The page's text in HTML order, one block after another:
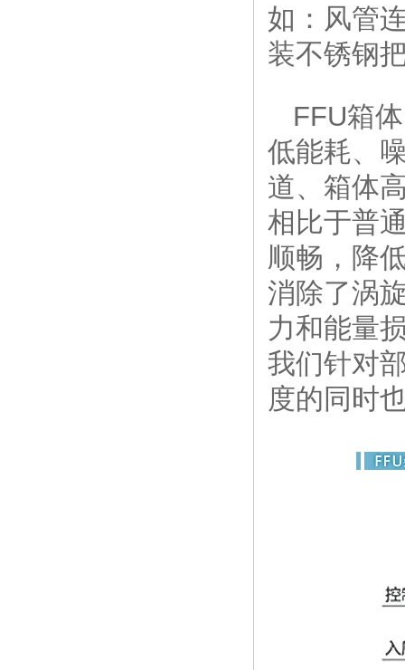
如：风管
装不锈钢
FFU箱
低能耗、
道、箱体
相比于普
顺畅，降
消除了涡
力和能量
我们针对
度的同时